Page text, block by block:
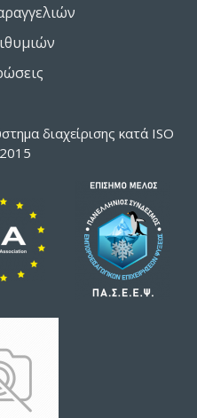
διαχείρισης κατά ISO